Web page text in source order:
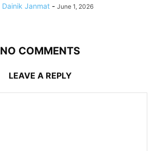
Dainik Janmat - June 1, 2026
NO COMMENTS
LEAVE A REPLY